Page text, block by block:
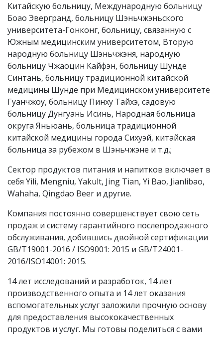
Китайскую больницу, Международную больницу
Боао Эвергранд, больницу Шэньчжэньского
университета-Гонконг, больницу, связанную с
Южным медицинским университетом, Вторую
народную больницу Шэньчжэня, народную
больницу Чжаоцин Кайфэн, больницу Шунде
Синтань, больницу традиционной китайской
медицины Шунде при Медицинском университете
Гуанчжоу, больницу Пинху Тайхэ, садовую
больницу Дунгуань Исинь, Народная больница
округа Яньюань, больница традиционной
китайской медицины города Сихуэй, китайская
больница за рубежом в Шэньчжэне и т.д.;
Сектор продуктов питания и напитков включает в
себя Yili, Mengniu, Yakult, Jing Tian, Yi Bao, Jianlibao,
Wahaha, Qingdao Beer и другие.
Компания постоянно совершенствует свою сеть
продаж и систему гарантийного послепродажного
обслуживания, добившись двойной сертификации
GB/T19001-2016 / ISO9001: 2015 и GB/T24001-
2016/ISO14001: 2015.
14 лет исследований и разработок, 14 лет
производственного опыта и 14 лет оказания
вспомогательных услуг заложили прочную основу
для предоставления высококачественных
продуктов и услуг. Мы готовы поделиться с вами